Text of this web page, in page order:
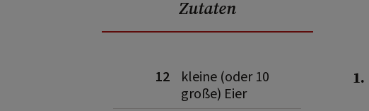
Zutaten
12
kleine (oder 10
große) Eier